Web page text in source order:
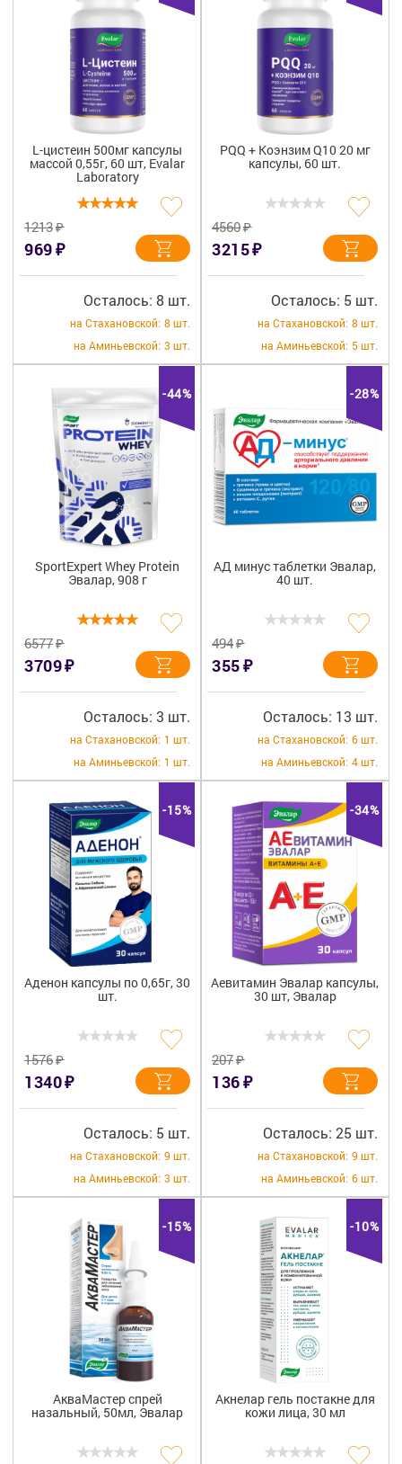
L-цистеин 500мг капсулы
массой 0,55г, 60 шт, Evalar
Laboratory
1213₽
969₽
Осталось: 8 шт.
на Стахановской: 8 шт.
на Аминьевской: 3 шт.
PQQ + Коэнзим Q10 20 мг
капсулы, 60 шт.
4560₽
3215₽
Осталось: 5 шт.
на Стахановской: 8 шт.
на Аминьевской: 5 шт.
-44%
SportExpert Whey Protein
Эвалар, 908 г
6577₽
3709₽
Осталось: 3 шт.
на Стахановской: 1 шт.
на Аминьевской: 1 шт.
-28%
АД минус таблетки Эвалар,
40 шт.
494₽
355₽
Осталось: 13 шт.
на Стахановской: 6 шт.
на Аминьевской: 4 шт.
-15%
Аденон капсулы по 0,65г, 30
шт.
1576₽
1340₽
Осталось: 5 шт.
на Стахановской: 9 шт.
на Аминьевской: 3 шт.
-34%
Аевитамин Эвалар капсулы,
30 шт, Эвалар
207₽
136₽
Осталось: 25 шт.
на Стахановской: 9 шт.
на Аминьевской: 6 шт.
-15%
АкваМастер спрей
назальный, 50мл, Эвалар
-10%
Акнелар гель постакне для
кожи лица, 30 мл